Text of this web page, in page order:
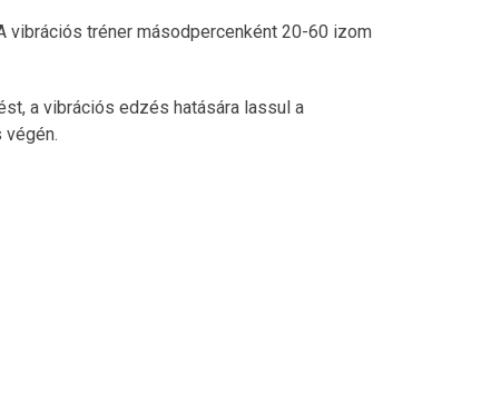
vibrációs tréner másodpercenként 20-60 izom
a vibrációs edzés hatására lassul a